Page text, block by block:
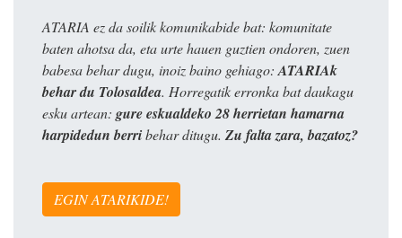
ATARIA ez da soilik komunikabide bat: komunitate
baten ahotsa da, eta urte hauen guztien ondoren, zuen
babesa behar dugu, inoiz baino gehiago: ATARIAk
behar du Tolosaldea. Horregatik erronka bat daukagu
esku artean: gure eskualdeko 28 herrietan hamarna
harpidedun berribehar ditugu. Zu falta zara, bazatoz?
EGIN ATARIKIDE!